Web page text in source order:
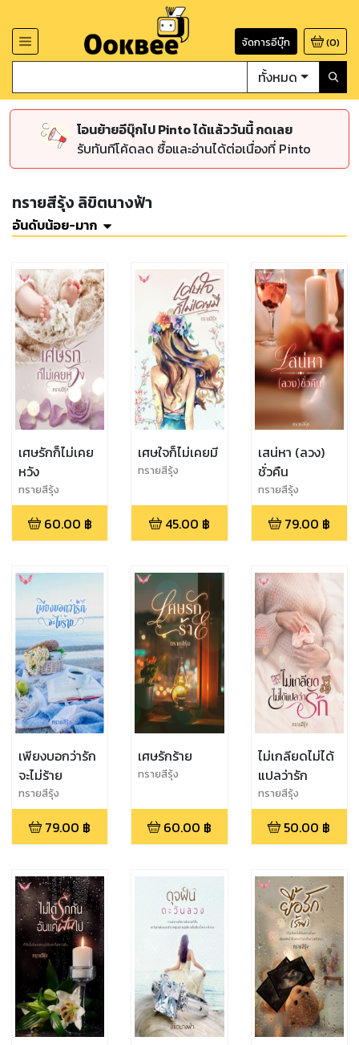
จัดการอีบุ๊ก (0)
ทั้งหมด
โอนย้ายอีบุ๊กไป Pinto ได้แล้ววันนี้ กดเลย
รับทันทีโค้ดลด ซื้อและอ่านได้ต่อเนื่องที่ Pinto
ทรายสีรุ้ง ลิขิตนางฟ้า
อันดับน้อย-มาก
เศษรักก็ไม่เคย
หวัง
ทรายสีรุ้ง
60.00 ฿
เศษใจก็ไม่เคยมี
ทรายสีรุ้ง
45.00 ฿
เสน่หา (ลวง)
ชั่วคืน
ทรายสีรุ้ง
79.00 ฿
เพียงบอกว่ารัก
จะไม่ร้าย
ทรายสีรุ้ง
79.00 ฿
เศษรักร้าย
ทรายสีรุ้ง
60.00 ฿
ไม่เกลียดไม่ได้
แปลว่ารัก
ทรายสีรุ้ง
50.00 ฿